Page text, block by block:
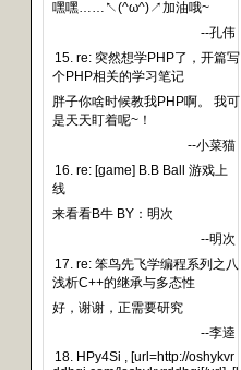
嘿嘿……↖(^ω^)↗加油哦~
--孔伟
15. re: 突然想学PHP了，开篇写
个PHP相关的学习笔记
胖子你啥时候教我PHP啊。 我可
是天天盯着呢~！
--小菜猫
16. re: [game] B.B Ball 游戏上
线
来看看B牛 BY：明次
--明次
17. re: 笨鸟先飞学编程系列之八
浅析C++的继承与多态性
好，谢谢，正需要研究
--李逵
18. HPy4Si , [url=http://oshykvr